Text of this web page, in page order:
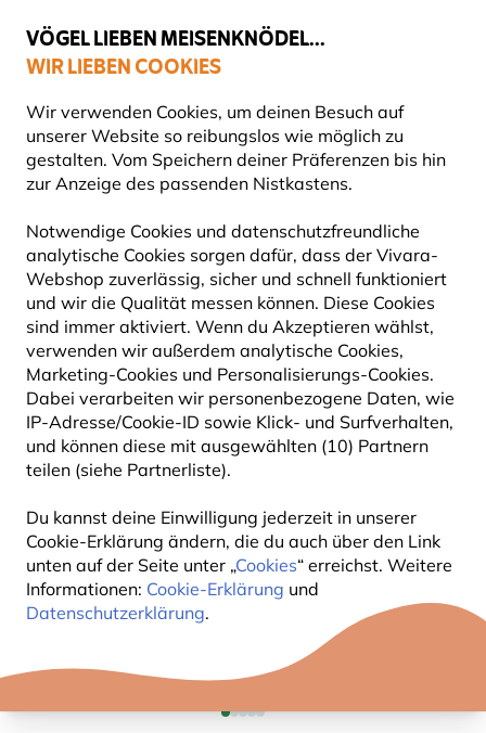
VÖGEL LIEBEN MEISENKNÖDEL...
WIR LIEBEN COOKIES
Wir verwenden Cookies, um deinen Besuch auf
unserer Website so reibungslos wie möglich zu
gestalten. Vom Speichern deiner Präferenzen bis hin
zur Anzeige des passenden Nistkastens.
Notwendige Cookies und datenschutzfreundliche
analytische Cookies sorgen dafür, dass der Vivara-
Webshop zuverlässig, sicher und schnell funktioniert
und wir die Qualität messen können. Diese Cookies
sind immer aktiviert. Wenn du Akzeptieren wählst,
verwenden wir außerdem analytische Cookies,
Marketing-Cookies und Personalisierungs-Cookies.
Dabei verarbeiten wir personenbezogene Daten, wie
IP-Adresse/Cookie-ID sowie Klick- und Surfverhalten,
und können diese mit ausgewählten (10) Partnern
teilen (siehe Partnerliste).
Du kannst deine Einwilligung jederzeit in unserer
Cookie-Erklärung ändern, die du auch über den Link
unten auf der Seite unter „Cookies“ erreichst. Weitere
Informationen: Cookie-Erklärung und
Datenschutzerklärung.
Top-bewertet in 11 Ländern
Gratis Versand ab 49 €
Vogelfutter Fettfutter für Vögel
15% RABATT